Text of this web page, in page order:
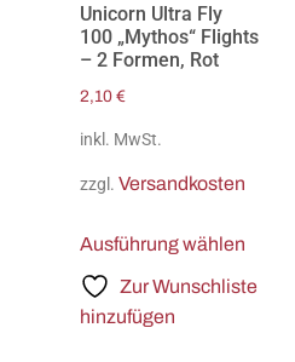
Unicorn Ultra Fly
100 „Mythos“ Flights
– 2 Formen, Rot
2,10 €
inkl. MwSt.
zzgl. Versandkosten
Ausführung wählen
Zur Wunschliste
hinzufügen